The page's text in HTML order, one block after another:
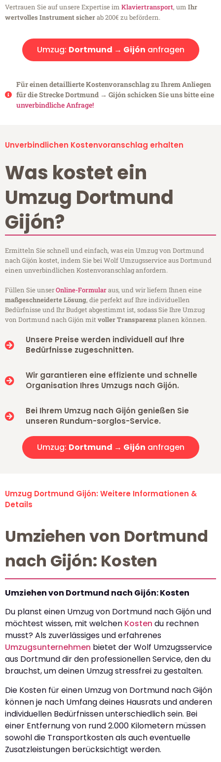
Vertrauen Sie auf unsere Expertise im Klaviertransport, um Ihr
wertvolles Instrument sicherab 200€ zu befördern.
Umzug: Dortmund → Gijón anfragen
Für einen detaillierte Kostenvoranschlag zu Ihrem Anliegen
für die Strecke Dortmund → Gijón schicken Sie uns bitte eine
unverbindliche Anfrage!
Unverbindlichen Kostenvoranschlag erhalten
Was kostet ein
Umzug Dortmund
Gijón?
Ermitteln Sie schnell und einfach, was ein Umzug von Dortmund
nach Gijón kostet, indem Sie bei Wolf Umzugsservice aus Dortmund
einen unverbindlichen Kostenvoranschlag anfordern.
Füllen Sie unserOnline-Formularaus, und wir liefern Ihnen eine
maßgeschneiderte Lösung, die perfekt auf Ihre individuellen
Bedürfnisse und Ihr Budget abgestimmt ist, sodass Sie Ihre Umzug
von Dortmund nach Gijón mitvoller Transparenzplanen können.
Unsere Preise werden individuell auf Ihre
Bedürfnisse zugeschnitten.
Wir garantieren eine effiziente und schnelle
Organisation Ihres Umzugs nach Gijón.
Bei Ihrem Umzug nach Gijón genießen Sie
unseren Rundum-sorglos-Service.
Umzug: Dortmund → Gijón anfragen
Umzug Dortmund Gijón: Weitere Informationen &
Details
Umziehen von Dortmund
nach Gijón: Kosten
Umziehen von Dortmund nach Gijón: Kosten
Du planst einen Umzug von Dortmund nach Gijón und
möchtest wissen, mit welchen Kosten du rechnen
musst? Als zuverlässiges und erfahrenes
Umzugsunternehmen bietet der Wolf Umzugsservice
aus Dortmund dir den professionellen Service, den du
brauchst, um deinen Umzug stressfrei zu gestalten.
Die Kosten für einen Umzug von Dortmund nach Gijón
können je nach Umfang deines Hausrats und anderen
individuellen Bedürfnissen unterschiedlich sein. Bei
einer Entfernung von rund 2.000 Kilometern müssen
sowohl die Transportkosten als auch eventuelle
Zusatzleistungen berücksichtigt werden.